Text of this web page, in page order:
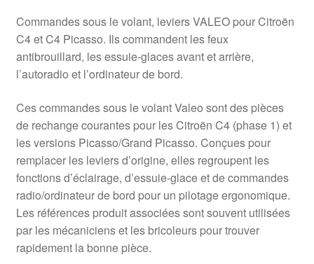
Commandes sous le volant, leviers VALEO pour Citroën
C4 et C4 Picasso. Ils commandent les feux
antibrouillard, les essuie-glaces avant et arrière,
l’autoradio et l’ordinateur de bord.
Ces commandes sous le volant Valeo sont des pièces
de rechange courantes pour les Citroën C4 (phase 1) et
les versions Picasso/Grand Picasso. Conçues pour
remplacer les leviers d’origine, elles regroupent les
fonctions d’éclairage, d’essuie-glace et de commandes
radio/ordinateur de bord pour un pilotage ergonomique.
Les références produit associées sont souvent utilisées
par les mécaniciens et les bricoleurs pour trouver
rapidement la bonne pièce.